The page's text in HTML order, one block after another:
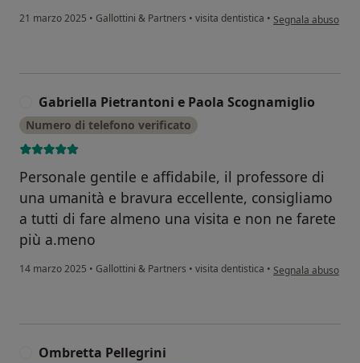
21 marzo 2025 • Gallottini & Partners • visita dentistica • secondo
Segnala abuso
Gabriella Pietrantoni e Paola Scognamiglio
Numero di telefono verificato
Personale gentile e affidabile, il professore di
una umanità e bravura eccellente, consigliamo
a tutti di fare almeno una visita e non ne farete
più a.meno
14 marzo 2025 • Gallottini & Partners • visita dentistica • secondo
Segnala abuso
Ombretta Pellegrini